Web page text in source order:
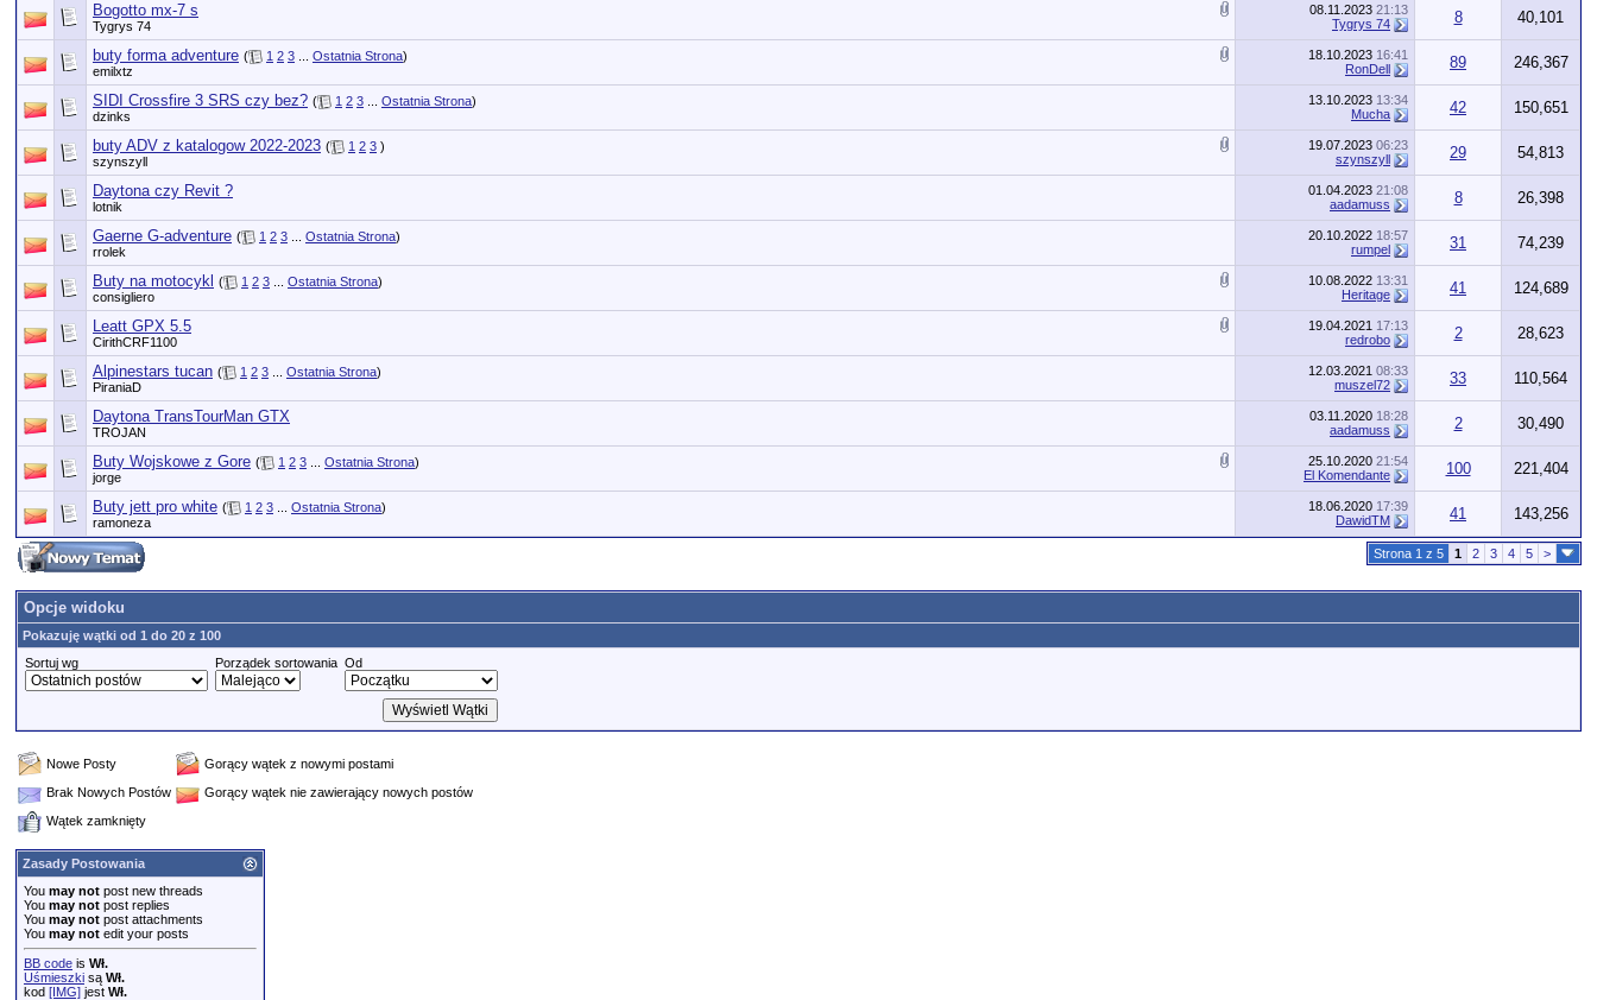
Bogotto mx-7 s
Tygrys 74
08.11.2023 21:13
Tygrys 74
8 40,101
buty forma adventure ( 1 2 3 Ostatnia Strona)
emilxtz
18.10.2023 16:41
RonDell
89 246,367
SIDI Crossfire 3 SRS czy bez? ( 1 2 3 Ostatnia Strona)
dzinks
13.10.2023 13:34
Mucha
42 150,651
buty ADV z katalogow 2022-2023 ( 1 2 3 )
szynszyll
19.07.2023 06:23
szynszyll
29 54,813
Daytona czy Revit ?
lotnik
01.04.2023 21:08
aadamuss
8 26,398
Gaerne G-adventure ( 1 2 3 Ostatnia Strona)
rrolek
20.10.2022 18:57
rumpel
31 74,239
Buty na motocykl ( 1 2 3 Ostatnia Strona)
consigliero
10.08.2022 13:31
Heritage
41 124,689
Leatt GPX 5.5
CirithCRF1100
19.04.2021 17:13
redrobo
2 28,623
Alpinestars tucan ( 1 2 3 Ostatnia Strona)
PiraniaD
12.03.2021 08:33
muszel72
33 110,564
Daytona TransTourMan GTX
TROJAN
03.11.2020 18:28
aadamuss
2 30,490
Buty Wojskowe z Gore ( 1 2 3 Ostatnia Strona)
jorge
25.10.2020 21:54
El Komendante
100 221,404
Buty jett pro white ( 1 2 3 Ostatnia Strona)
ramoneza
18.06.2020 17:39
DawidTM
41 143,256
Strona 1 z 5 1 2 3 4 5 >
Opcje widoku
Pokazuję wątki od 1 do 20 z 100
Sortuj wg
Porządek sortowania Od
Nowe Posty
Gorący wątek z nowymi postami
Brak Nowych Postów
Gorący wątek nie zawierający nowych postów
Wątek zamknięty
Zasady Postowania
You may not post new threads
You may not post replies
You may not post attachments
You may not edit your posts
BB code is Wł.
Uśmieszki są Wł.
kod [IMG] jest Wł.